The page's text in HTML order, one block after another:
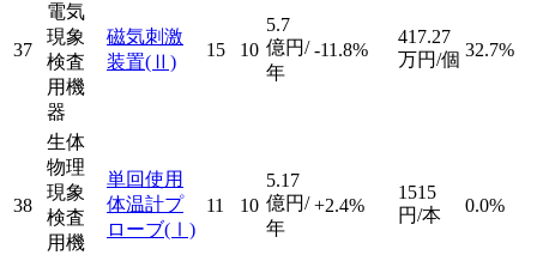
37
電気
現象
検査
用機
器
磁気刺激
装置(Ⅱ)
15 10
5.7
億円/
年
-11.8%
417.27
万円/個 32.7%
38
生体
物理
現象
検査
用機
単回使用
体温計プ
ローブ(Ⅰ)
11 10
5.17
億円/
年
+2.4%
1515
円/本
0.0%